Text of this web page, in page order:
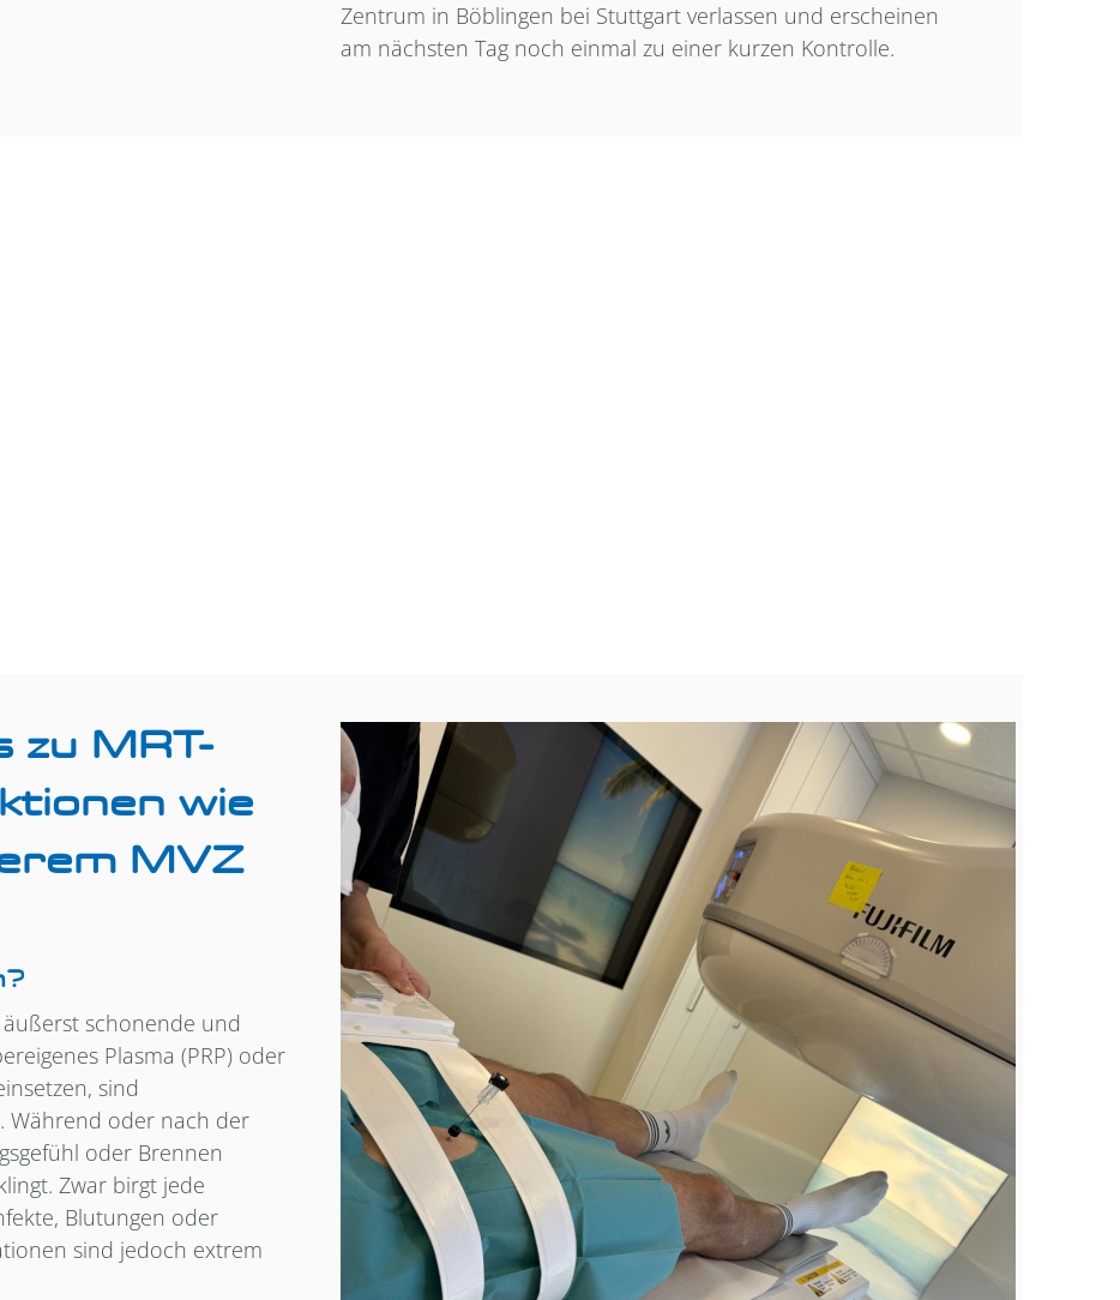
Zentrum in Böblingen bei Stuttgart verlassen und erscheinen
am nächsten Tag noch einmal zu einer kurzen Kontrolle.
zu MRT-
wie
MVZ
schonende und
Plasma (PRP) oder
sind
Während oder nach der
oder Brennen
Zwar birgt jede
Blutungen oder
sind jedoch extrem